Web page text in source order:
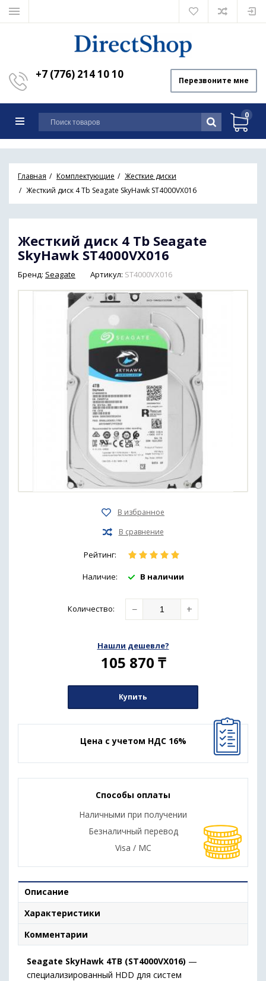
+7 (776) 214 10 10 Перезвоните мне
0
Главная Комплектующие
Жесткие диски
Жесткий диск 4 Tb Seagate SkyHawk ST4000VX016
Жесткий диск 4 Tb Seagate
SkyHawk ST4000VX016
Бренд: Seagate Артикул: ST4000VX016
Рейтинг:
Наличие: В наличии
Количество: − +
Нашли дешевле?
105 870 ₸
Купить
Цена с учетом НДС 16%
Способы оплаты
Наличными при получении
Безналичный перевод
Visa / MC
Описание
Характеристики
Комментарии
Seagate SkyHawk 4TB (ST4000VX016) —
специализированный HDD для систем